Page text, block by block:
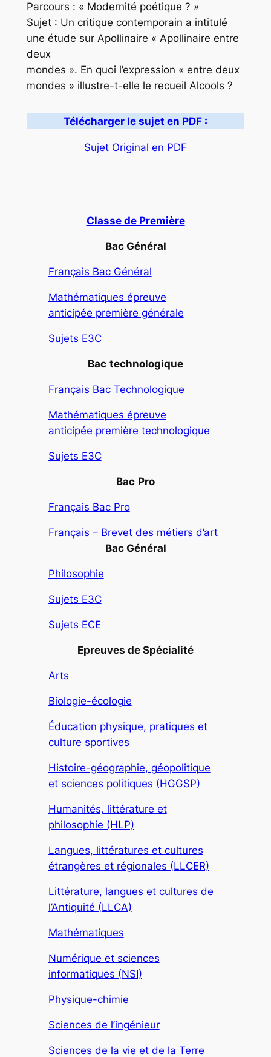
Parcours : « Modernité poétique ? »
Sujet : Un critique contemporain a intitulé
une étude sur Apollinaire « Apollinaire entre
deux
mondes ». En quoi l’expression « entre deux
mondes » illustre-t-elle le recueil Alcools ?
Télécharger le sujet en PDF :
Sujet Original en PDF
Classe de Première
Bac Général
Français Bac Général
Mathématiques épreuve
anticipée première générale
Sujets E3C
Bac technologique
Français Bac Technologique
Mathématiques épreuve
anticipée première technologique
Sujets E3C
Bac Pro
Français Bac Pro
Français – Brevet des métiers d’art
Bac Général
Philosophie
Sujets E3C
Sujets ECE
Epreuves de Spécialité
Arts
Biologie-écologie
Éducation physique, pratiques et
culture sportives
Histoire-géographie, géopolitique
et sciences politiques (HGGSP)
Humanités, littérature et
philosophie (HLP)
Langues, littératures et cultures
étrangères et régionales (LLCER)
Littérature, langues et cultures de
l’Antiquité (LLCA)
Mathématiques
Numérique et sciences
informatiques (NSI)
Physique-chimie
Sciences de l’ingénieur
Sciences de la vie et de la Terre